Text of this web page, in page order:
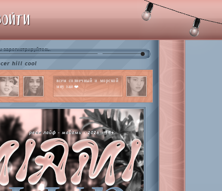
cool
реал лайф - майами - 2026 - 18+
всем солнечный и морской
мяу заи ❤️
зарегистрируйтесь.